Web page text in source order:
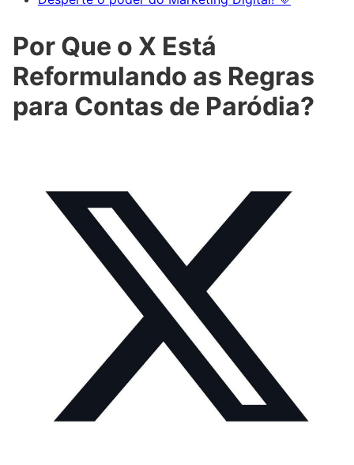
Por Que o X Está
Reformulando as Regras
para Contas de Paródia?